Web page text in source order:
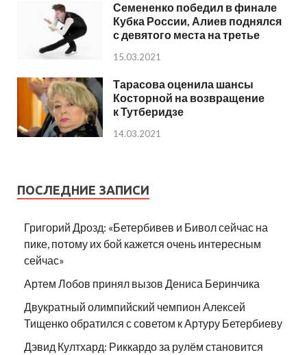
Семененко победил в финале
Кубка России, Алиев поднялся
с девятого места на третье
15.03.2021
Тарасова оценила шансы
Косторной на возвращение
к Тутберидзе
14.03.2021
ПОСЛЕДНИЕ ЗАПИСИ
Григорий Дрозд: «Бетербивев и Бивол сейчас на
пике, потому их бой кажется очень интересным
сейчас»
Артем Лобов принял вызов Дениса Беринчика
Двукратный олимпийский чемпион Алексей
Тищенко обратился с советом к Артуру Бетербиеву
Дэвид Култхард: Риккардо за рулём становится